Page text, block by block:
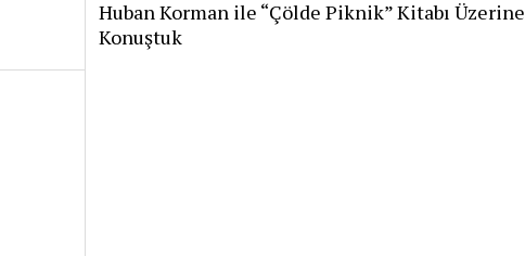
Huban Korman ile “Çölde Piknik” Kitabı Üzerine
Konuştuk